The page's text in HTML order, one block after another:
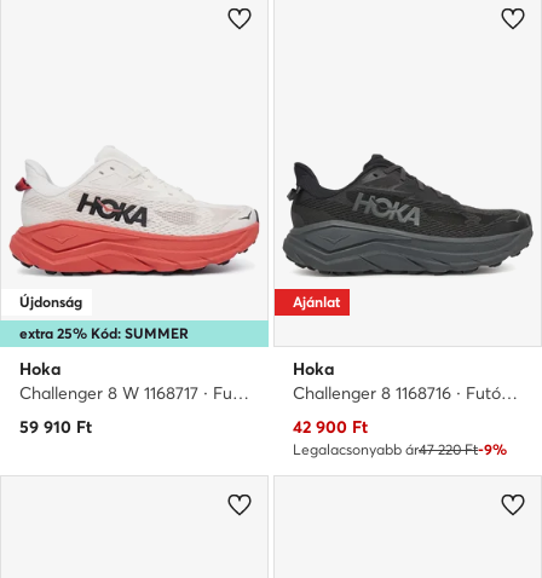
extra 25% Kód: SUMMER
Újdonság
Hoka
Challenger 8 W 1168717 · Futócipő
59 910 Ft
Ajánlat
Hoka
Challenger 8 1168716 · Futócipő
Aktuális ár
42 900 Ft
Legalacsonyabb ár47 220 Ft-9%